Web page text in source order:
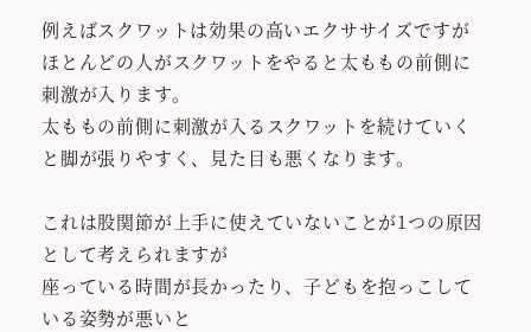
例えばスクワットは効果の高いエクササイズですが
ほとんどの人がスクワットをやると太ももの前側に
刺激が入ります。
太ももの前側に刺激が入るスクワットを続けていく
と脚が張りやすく、見た目も悪くなります。
これは股関節が上手に使えていないことが1つの原因
として考えられますが
座っている時間が長かったり、子どもを抱っこして
いる姿勢が悪いと